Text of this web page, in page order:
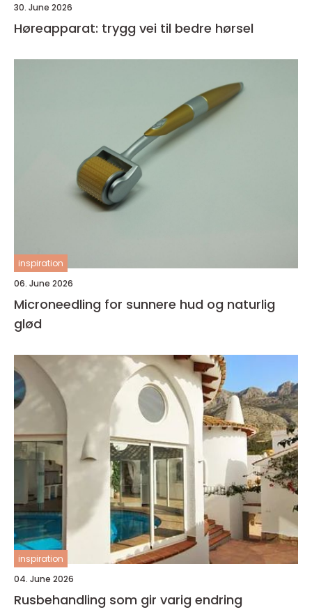
30. June 2026
Høreapparat: trygg vei til bedre hørsel
inspiration
06. June 2026
Microneedling for sunnere hud og naturlig
glød
inspiration
04. June 2026
Rusbehandling som gir varig endring